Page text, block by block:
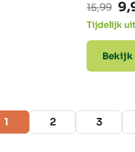
15,99
Tijdelijk
Bekijk
1 2 3